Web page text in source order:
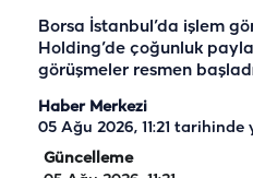
Borsa İstanbul’da işlem
Holding’de çoğunluk
görüşmeler resmen
Haber Merkezi
05 Ağu 2026, 11:21 tarihinde
Güncelleme